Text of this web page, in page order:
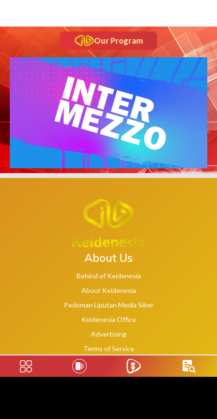
Our Program
About Us
Behind of Keidenesia
About Keidenesia
Pedoman Liputan Media Siber
Keidenesia Office
Advertising
Terms of Service
Privacy Policy
Social Links